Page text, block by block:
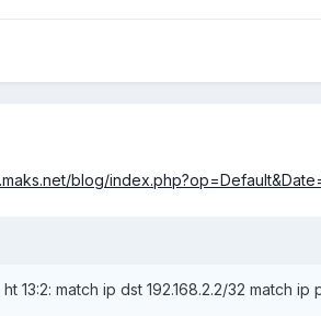
blog/
match ip dst 192.168.2.2/32 match ip